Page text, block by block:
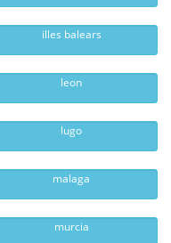
illes balears
leon
lugo
malaga
murcia